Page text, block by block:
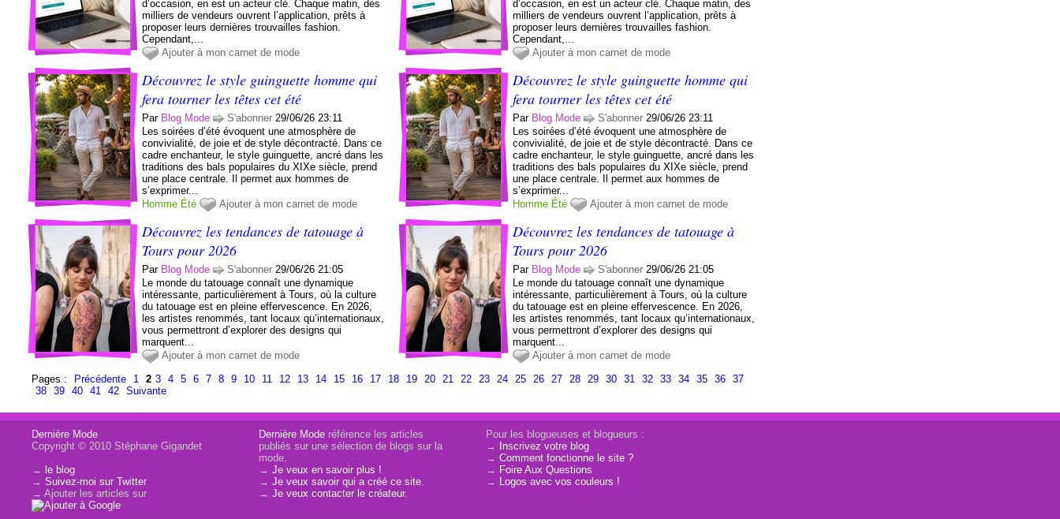
d’occasion, en est un acteur clé. Chaque matin, des
milliers de vendeurs ouvrent l’application, prêts à
proposer leurs dernières trouvailles fashion.
Cependant,...
Ajouter à mon carnet de mode
d’occasion, en est un acteur clé. Chaque matin, des
milliers de vendeurs ouvrent l’application, prêts à
proposer leurs dernières trouvailles fashion.
Cependant,...
Ajouter à mon carnet de mode
Découvrez le style guinguette homme qui
fera tourner les têtes cet été
Par Blog Mode S'abonner 29/06/26 23:11
Les soirées d’été évoquent une atmosphère de
convivialité, de joie et de style décontracté. Dans ce
cadre enchanteur, le style guinguette, ancré dans les
traditions des bals populaires du XIXe siècle, prend
une place centrale. Il permet aux hommes de
s’exprimer...
Homme Été Ajouter à mon carnet de mode
Découvrez le style guinguette homme qui
fera tourner les têtes cet été
Par Blog Mode S'abonner 29/06/26 23:11
Les soirées d’été évoquent une atmosphère de
convivialité, de joie et de style décontracté. Dans ce
cadre enchanteur, le style guinguette, ancré dans les
traditions des bals populaires du XIXe siècle, prend
une place centrale. Il permet aux hommes de
s’exprimer...
Homme Été Ajouter à mon carnet de mode
Découvrez les tendances de tatouage à
Tours pour 2026
Par Blog Mode S'abonner 29/06/26 21:05
Le monde du tatouage connaît une dynamique
intéressante, particulièrement à Tours, où la culture
du tatouage est en pleine effervescence. En 2026,
les artistes renommés, tant locaux qu’internationaux,
vous permettront d’explorer des designs qui
marquent...
Ajouter à mon carnet de mode
Découvrez les tendances de tatouage à
Tours pour 2026
Par Blog Mode S'abonner 29/06/26 21:05
Le monde du tatouage connaît une dynamique
intéressante, particulièrement à Tours, où la culture
du tatouage est en pleine effervescence. En 2026,
les artistes renommés, tant locaux qu’internationaux,
vous permettront d’explorer des designs qui
marquent...
Ajouter à mon carnet de mode
Pages :
Précédente 1 2 3 4 5 6 7 8 9 10 11 12 13 14 15 16 17 18 19 20 21 22 23 24 25 26 27 28 29 30 31 32 33 34 35 36
37
38
39 40 41 42 Suivante
Dernière Mode
Copyright © 2010 Stéphane Gigandet
→le blog
→Suivez-moi sur Twitter
→ Ajouter les articles sur
Dernière Mode référence les articles
publiés sur une sélection de blogs sur la
mode.
→Je veux en savoir plus !
→Je veux savoir qui a créé ce site.
→Je veux contacter le créateur.
Pour les blogueuses et blogueurs :
→ Inscrivez votre blog
→Comment fonctionne le site ?
→ Foire Aux Questions
→ Logos avec vos couleurs !